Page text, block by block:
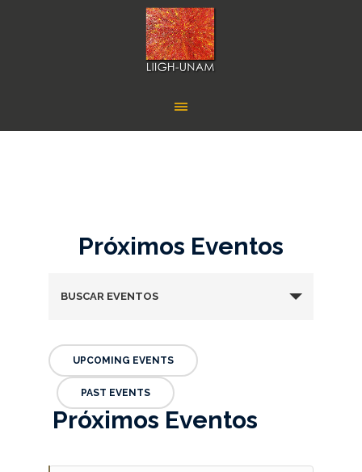
Próximos Eventos
BUSCAR EVENTOS
UPCOMING EVENTS
PAST EVENTS
Próximos Eventos